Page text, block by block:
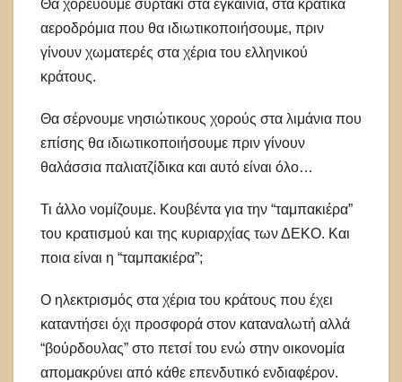
Θα χορεύουμε συρτάκι στα εγκαίνια, στα κρατικά
αεροδρόμια που θα ιδιωτικοποιήσουμε, πριν
γίνουν χωματερές στα χέρια του ελληνικού
κράτους.
Θα σέρνουμε νησιώτικους χορούς στα λιμάνια που
επίσης θα ιδιωτικοποιήσουμε πριν γίνουν
θαλάσσια παλιατζίδικα και αυτό είναι όλο…
Τι άλλο νομίζουμε. Κουβέντα για την “ταμπακιέρα”
του κρατισμού και της κυριαρχίας των ΔΕΚΟ. Και
ποια είναι η “ταμπακιέρα”;
Ο ηλεκτρισμός στα χέρια του κράτους που έχει
καταντήσει όχι προσφορά στον καταναλωτή αλλά
“βούρδουλας” στο πετσί του ενώ στην οικονομία
απομακρύνει από κάθε επενδυτικό ενδιαφέρον.